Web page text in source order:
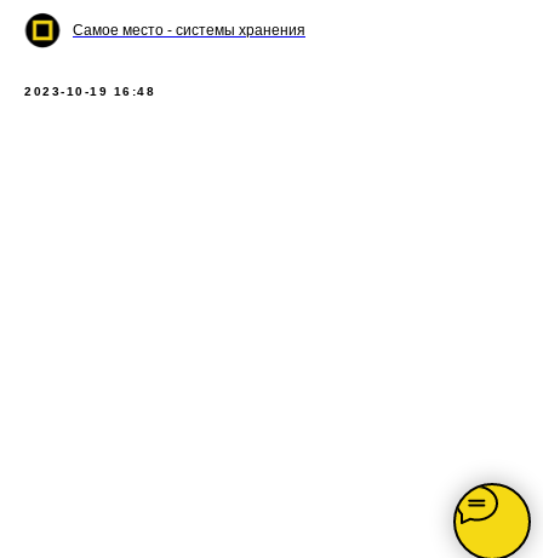
Самое место - системы хранения
2023-10-19 16:48